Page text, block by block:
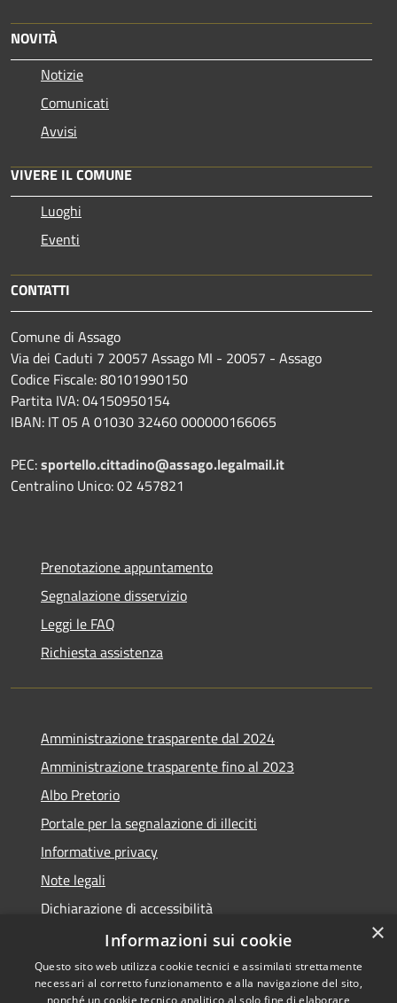
NOVITÀ
Notizie
Comunicati
Avvisi
VIVERE IL COMUNE
Luoghi
Eventi
CONTATTI
Comune di Assago
Via dei Caduti 7 20057 Assago MI - 20057 - Assago
Codice Fiscale: 80101990150
Partita IVA: 04150950154
IBAN: IT 05 A 01030 32460 000000166065
PEC:sportello.cittadino@assago.legalmail.it
Centralino Unico: 02 457821
Prenotazione appuntamento
Segnalazione disservizio
Leggi le FAQ
Richiesta assistenza
Amministrazione trasparente dal 2024
Amministrazione trasparente fino al 2023
Albo Pretorio
Portale per la segnalazione di illeciti
Informative privacy
Note legali
Dichiarazione di accessibilità
Segnalazioni di inaccessibilità
×
Informazioni sui cookie
Questo sito web utilizza cookie tecnici e assimilati strettamente
necessari al corretto funzionamento e alla navigazione del sito,
nonché un cookie tecnico analitico al solo fine di elaborare